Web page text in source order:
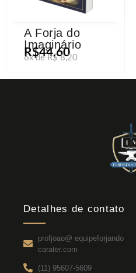
A Forja do
Imaginário
R$44,60
6x de R$ 8,20
Detalhes de contato
profjoao@ equipeforjando
carater.com
(11) 95607-5609